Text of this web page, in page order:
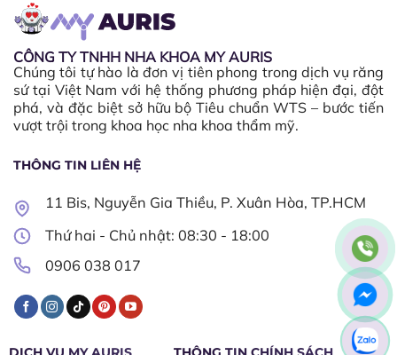
CÔNG TY TNHH NHA KHOA MY AURIS
Chúng tôi tự hào là đơn vị tiên phong trong dịch vụ răng
sứ tại Việt Nam với hệ thống phương pháp hiện đại, đột
phá, và đặc biệt sở hữu bộ Tiêu chuẩn WTS – bước tiến
vượt trội trong khoa học nha khoa thẩm mỹ.
THÔNG TIN LIÊN HỆ
11 Bis, Nguyễn Gia Thiều, P. Xuân Hòa, TP.HCM
Thứ hai - Chủ nhật: 08:30 - 18:00​
0906 038 017